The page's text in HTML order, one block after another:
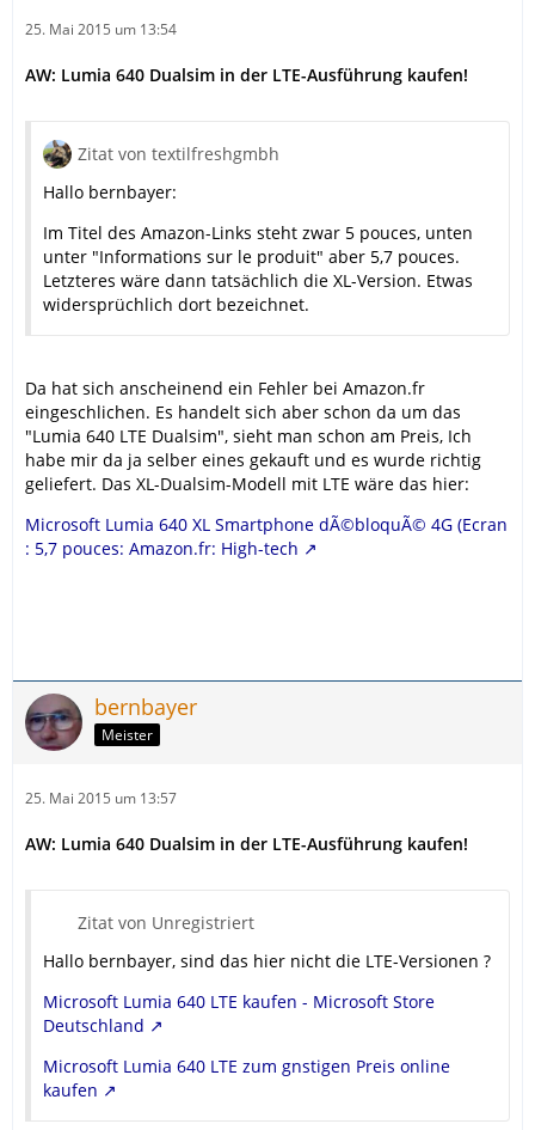
25. Mai 2015 um 13:54
AW: Lumia 640 Dualsim in der LTE-Ausführung kaufen!
Zitat von textilfreshgmbh
Hallo bernbayer:
Im Titel des Amazon-Links steht zwar 5 pouces, unten
unter "Informations sur le produit" aber 5,7 pouces.
Letzteres wäre dann tatsächlich die XL-Version. Etwas
widersprüchlich dort bezeichnet.
Da hat sich anscheinend ein Fehler bei Amazon.fr
eingeschlichen. Es handelt sich aber schon da um das
"Lumia 640 LTE Dualsim", sieht man schon am Preis, Ich
habe mir da ja selber eines gekauft und es wurde richtig
geliefert. Das XL-Dualsim-Modell mit LTE wäre das hier:
Microsoft Lumia 640 XL Smartphone dÃ©bloquÃ© 4G (Ecran
: 5,7 pouces: Amazon.fr: High-tech
bernbayer
Meister
25. Mai 2015 um 13:57
AW: Lumia 640 Dualsim in der LTE-Ausführung kaufen!
Zitat von Unregistriert
Hallo bernbayer, sind das hier nicht die LTE-Versionen ?
Microsoft Lumia 640 LTE kaufen - Microsoft Store
Deutschland
Microsoft Lumia 640 LTE zum gnstigen Preis online
kaufen